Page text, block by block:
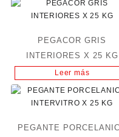
PEGACOR GRIS
INTERIORES X 25 KG
Leer más
PEGANTE